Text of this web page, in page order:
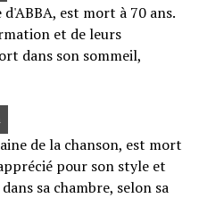
est mort à 70 ans.
et de leurs
dans son sommeil,
de la chanson, est mort
pour son style et
sa chambre, selon sa